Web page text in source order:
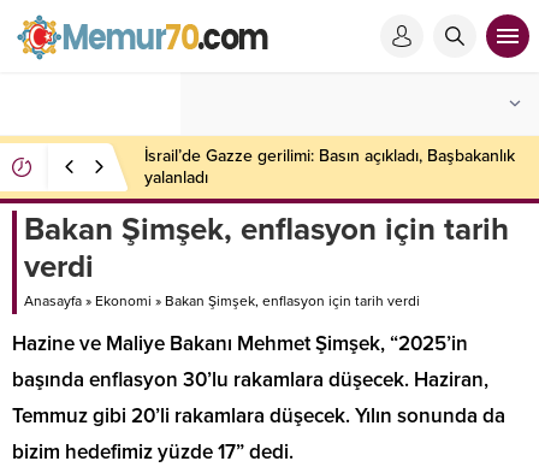
İsrail’de Gazze gerilimi: Basın açıkladı, Başbakanlık
yalanladı
Bakan Şimşek, enflasyon için tarih
verdi
Anasayfa » Ekonomi » Bakan Şimşek, enflasyon için tarih verdi
Hazine ve Maliye Bakanı Mehmet Şimşek, “2025’in
başında enflasyon 30’lu rakamlara düşecek. Haziran,
Temmuz gibi 20’li rakamlara düşecek. Yılın sonunda da
bizim hedefimiz yüzde 17” dedi.